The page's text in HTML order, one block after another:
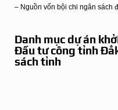
– Nguồn vốn bội chi ngân sách
Danh mục dự án
Đầu tư công tỉnh
sách tỉnh